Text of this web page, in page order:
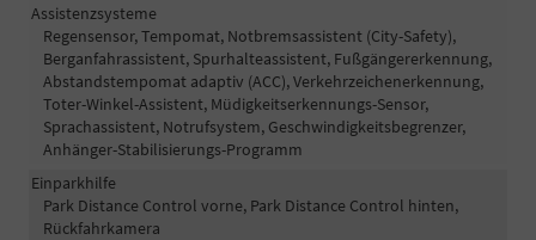
Assistenzsysteme
Regensensor, Tempomat, Notbremsassistent (City-Safety),
Berganfahrassistent, Spurhalteassistent, Fußgängererkennung,
Abstandstempomat adaptiv (ACC), Verkehrzeichenerkennung,
Toter-Winkel-Assistent, Müdigkeitserkennungs-Sensor,
Sprachassistent, Notrufsystem, Geschwindigkeitsbegrenzer,
Anhänger-Stabilisierungs-Programm
Einparkhilfe
Park Distance Control vorne, Park Distance Control hinten,
Rückfahrkamera